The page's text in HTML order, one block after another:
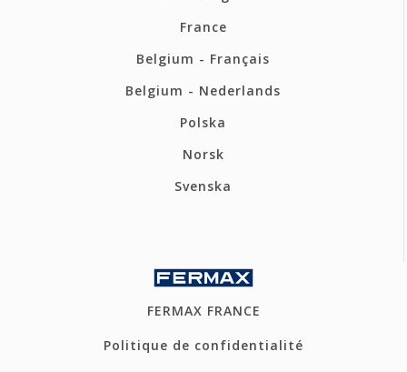
France
Belgium - Français
Belgium - Nederlands
Polska
Norsk
Svenska
FERMAX FRANCE
Politique de confidentialité